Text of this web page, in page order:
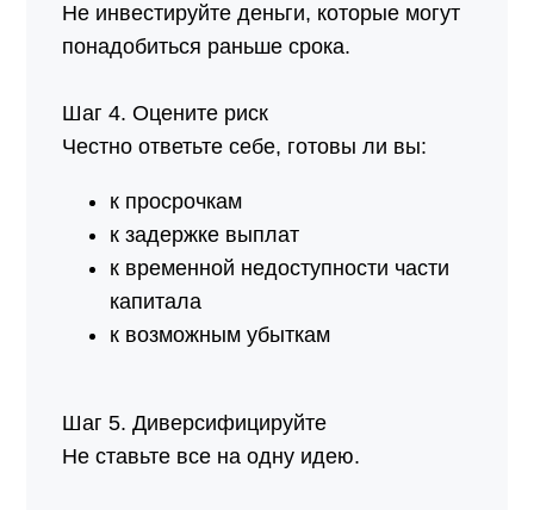
Не инвестируйте деньги, которые могут
понадобиться раньше срока.
Шаг 4. Оцените риск
Честно ответьте себе, готовы ли вы:
к просрочкам
к задержке выплат
к временной недоступности части
капитала
к возможным убыткам
Шаг 5. Диверсифицируйте
Не ставьте все на одну идею.